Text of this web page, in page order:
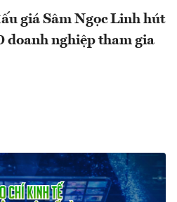
giá Sâm Ngọc Linh hút
doanh nghiệp tham gia